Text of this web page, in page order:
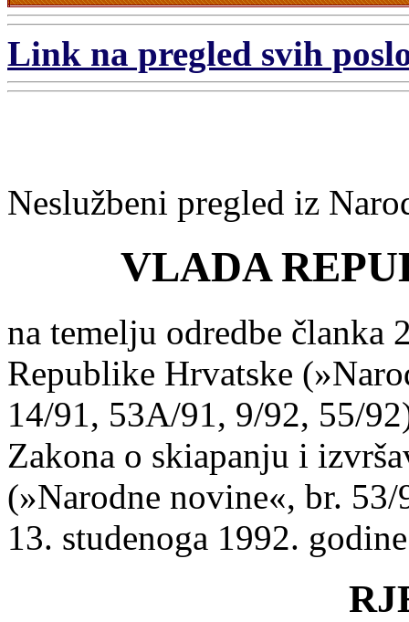
Link na pregled svih
Neslužbeni pregled iz
VLADA
na temelju odredbe članka
Republike Hrvatske
14/91, 53A/91, 9/92, 55/
Zakona o skiapanju i
(»Narodne novine«, br.
13. studenoga 1992.